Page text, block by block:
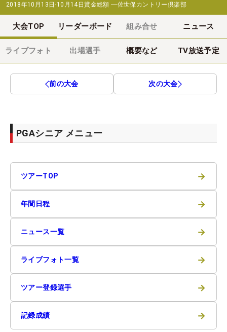
2018年10月13日-10月14日賞金総額 ―佐世保カントリー倶楽部
大会TOP リーダーボード 組み合せ ニュース
ライブフォト 出場選手 概要など TV放送予定
前の大会 次の大会
PGAシニア メニュー
ツアーTOP →
年間日程 →
ニュース一覧 →
ライブフォト一覧 →
ツアー登録選手 →
記録成績 →